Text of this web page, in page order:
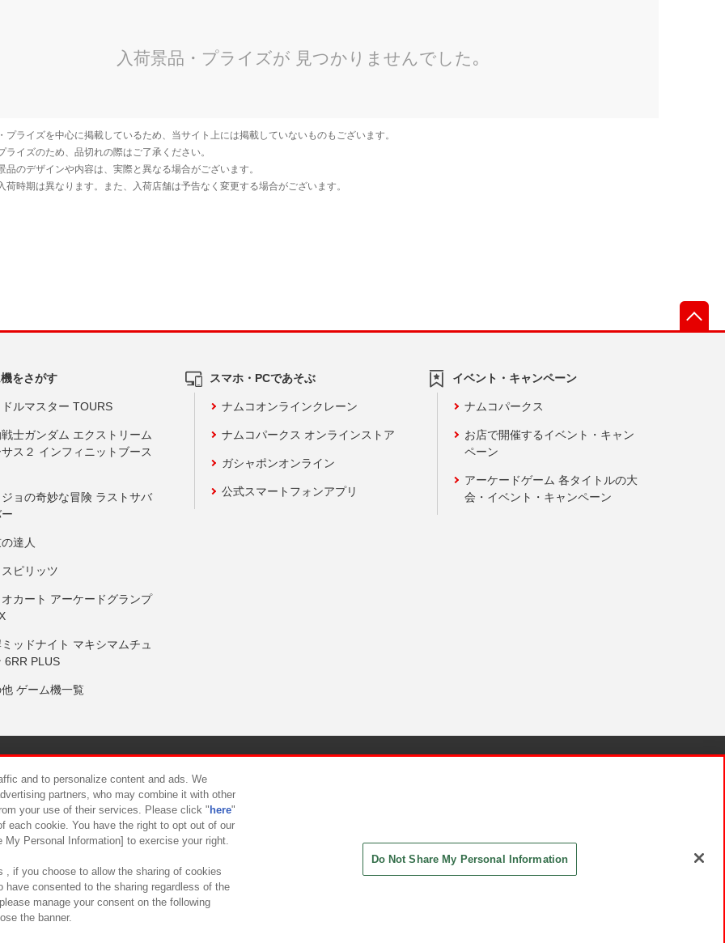
をさがす
ルマスター TOURS
士ガンダム エクストリーム
ス２ インフィニットブース
ョの奇妙な冒険 ラストサバ
達人
ピリッツ
カート アーケードグランプ
ッドナイト マキシマムチュ
6RR PLUS
ゲーム機一覧
スマホ・PCであそぶ
ナムコオンラインクレーン
ナムコパークス オンラインストア
ガシャポンオンライン
公式スマートフォンアプリ
イベント・キャンペーン
ナムコパークス
お店で開催するイベント・キャン
ペーン
アーケードゲーム 各タイトルの大
会・イベント・キャンペーン
について カスタマーハラスメント対応方針
and to personalize content and ads. We
partners, who may combine it with other
your use of their services. Please click " here"
each cookie. You have the right to opt out of our
Personal Information] to exercise your right.
, if you choose to allow the sharing of cookies
have consented to the sharing regardless of the
manage your consent on the following
the banner.
Do Not Share My Personal Information